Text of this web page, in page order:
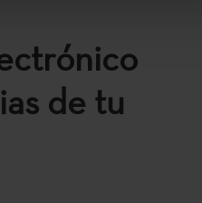
de tu